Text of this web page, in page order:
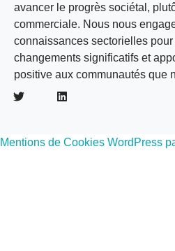
avancer le progrès sociétal,
commerciale. Nous nous
connaissances sectorielles
changements significatifs et
positive aux communautés que
Mentions de Cookies WordPress